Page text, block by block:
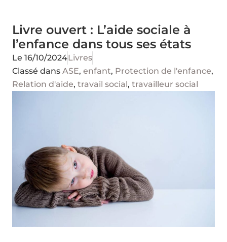
Livre ouvert : L’aide sociale à
l’enfance dans tous ses états
Le 16/10/2024Livres
Classé dans ASE, enfant, Protection de l'enfance,
Relation d'aide, travail social, travailleur social